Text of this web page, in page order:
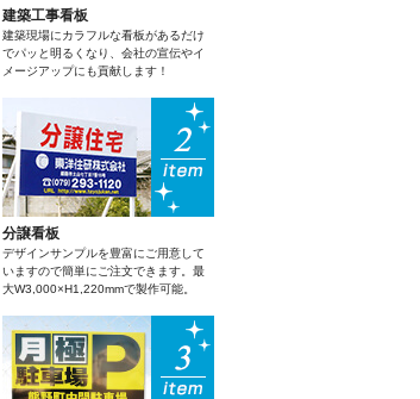
建築工事看板
建築現場にカラフルな看板があるだけ
でパッと明るくなり、会社の宣伝やイ
メージアップにも貢献します！
分譲看板
デザインサンプルを豊富にご用意して
いますので簡単にご注文できます。最
大W3,000×H1,220mmで製作可能。